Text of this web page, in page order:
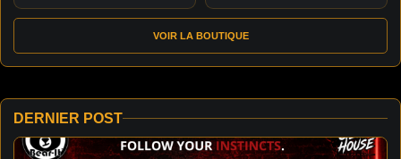
VOIR LA BOUTIQUE
DERNIER POST